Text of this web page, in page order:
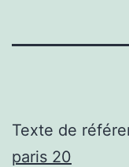
Texte de
paris 20